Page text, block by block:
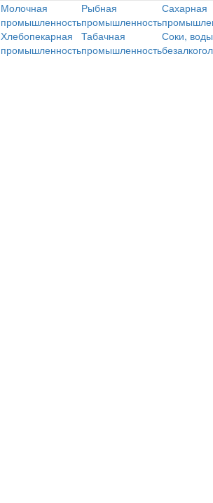
Молочная
промышленность
Рыбная
промышленность
Сахарная
Хлебопекарная
промышленность
Табачная
промышленность
Соки,